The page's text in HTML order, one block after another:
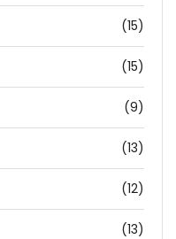
(15)
(15)
(9)
(13)
(12)
(13)